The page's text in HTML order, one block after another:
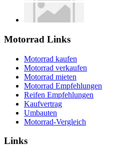
Motorrad Links
Motorrad kaufen
Motorrad verkaufen
Motorrad mieten
Motorrad Empfehlungen
Reifen Empfehlungen
Kaufvertrag
Umbauten
Motorrad-Vergleich
Links